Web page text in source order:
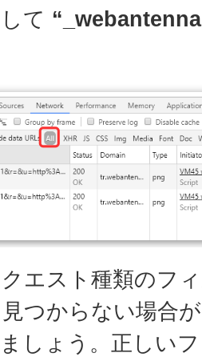
て
エスト種類のフ
つからない場合
しょう。正しい